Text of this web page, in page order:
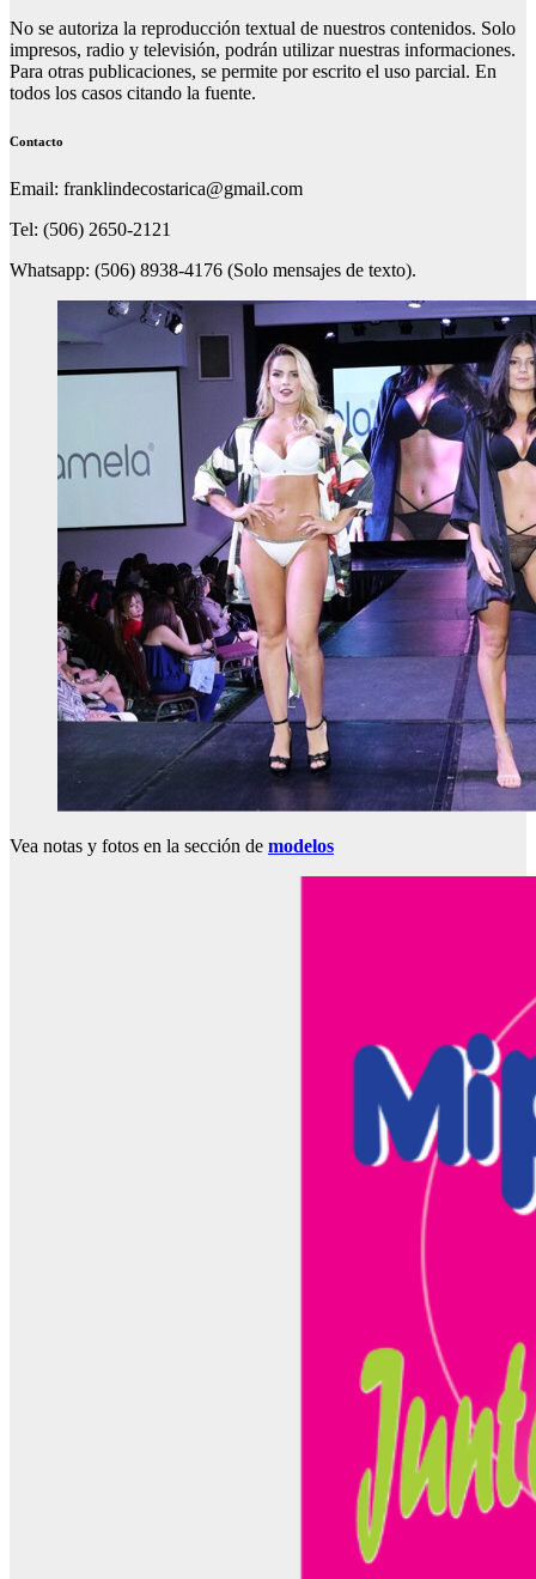
No se autoriza la reproducción textual de nuestros contenidos. Solo
impresos, radio y televisión, podrán utilizar nuestras informaciones.
Para otras publicaciones, se permite por escrito el uso parcial. En
todos los casos citando la fuente.
Contacto
Email: franklindecostarica@gmail.com
Tel: (506) 2650-2121
Whatsapp: (506) 8938-4176 (Solo mensajes de texto).
Vea notas y fotos en la sección de modelos